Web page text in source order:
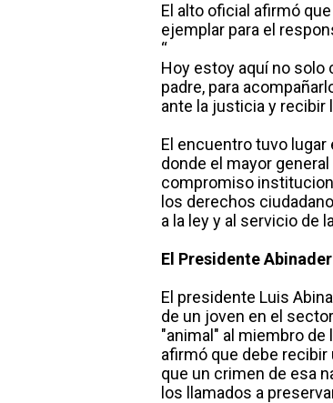
El alto oficial afirmó
ejemplar para el
“
Hoy estoy aquí no solo
padre, para
ante la justicia y recibir
El encuentro tuvo
donde el mayor
compromiso
los derechos
a la ley y al servicio de
El Presidente
El presidente Luis
de un joven en el
"animal" al miembro
afirmó que debe recibir
que un crimen de esa
los llamados a